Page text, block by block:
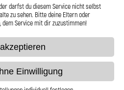
darfst du diesem Service nicht selbst
zu sehen. Bitte deine Eltern oder
dem Service mit dir zuzustimmen!
Einwilligung